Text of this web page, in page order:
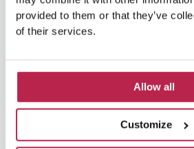
provided to them or that they’ve
of their services.
Allow all
Customize